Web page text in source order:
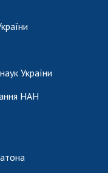
України
НАН